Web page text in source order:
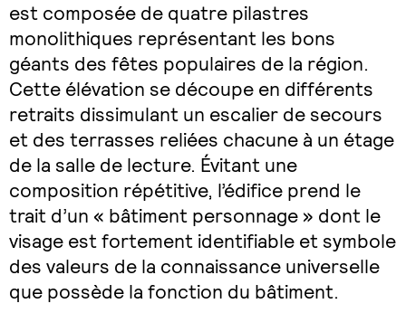
est composée de quatre pilastres
monolithiques représentant les bons
géants des fêtes populaires de la région.
Cette élévation se découpe en différents
retraits dissimulant un escalier de secours
et des terrasses reliées chacune à un étage
de la salle de lecture. Évitant une
composition répétitive, l’édifice prend le
trait d’un « bâtiment personnage » dont le
visage est fortement identifiable et symbole
des valeurs de la connaissance universelle
que possède la fonction du bâtiment.